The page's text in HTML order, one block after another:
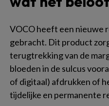
VOCO heeft een nieuwe
gebracht. Dit product
terugtrekking van de
bloeden in de sulcus
of digitaal) afdrukken of
tijdelijke en permanente